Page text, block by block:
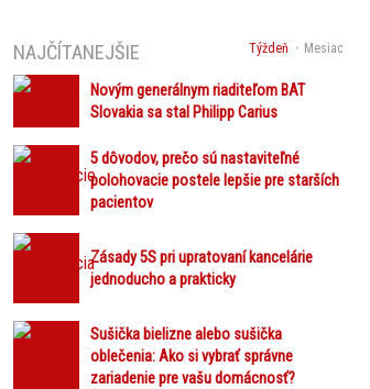
Týždeň Mesiac
NAJČÍTANEJŠIE
Novým generálnym riaditeľom BAT
Slovakia sa stal Philipp Carius
5 dôvodov, prečo sú nastaviteľné
polohovacie postele lepšie pre starších
pacientov
Zásady 5S pri upratovaní kancelárie
jednoducho a prakticky
Sušička bielizne alebo sušička
oblečenia: Ako si vybrať správne
zariadenie pre vašu domácnosť?